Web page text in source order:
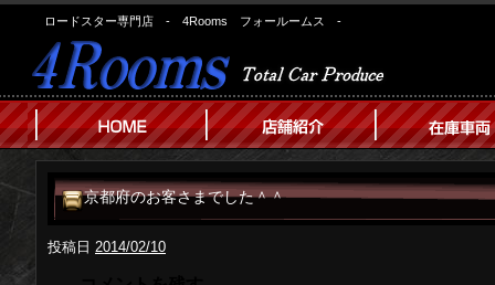
ロードスター専門店 - 4Rooms フォールームス -
京都府のお客さまでした＾＾
投稿日 2014/02/10